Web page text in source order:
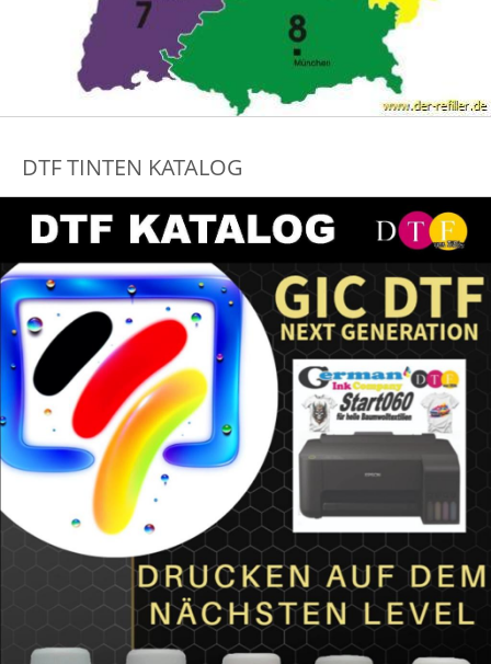
DTF TINTEN KATALOG